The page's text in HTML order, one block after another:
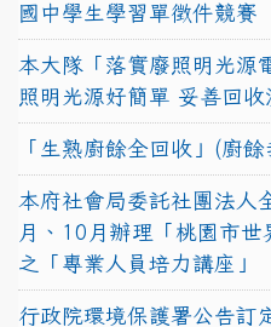
國中學生學習單徵件競賽
本大隊「落實廢照明光源
照明光源好簡單 妥善回收
「生熟廚餘全回收」(廚
本府社會局委託社團法人
月、10月辦理「桃園市世
之「專業人員培力講座」
行政院環境保護署公告訂